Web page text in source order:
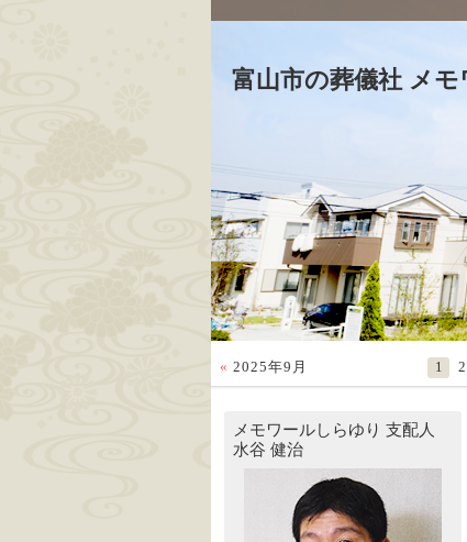
富山市の葬儀社 メ
« 2025年9月 1 2
メモワールしらゆり 支配人
水谷 健治